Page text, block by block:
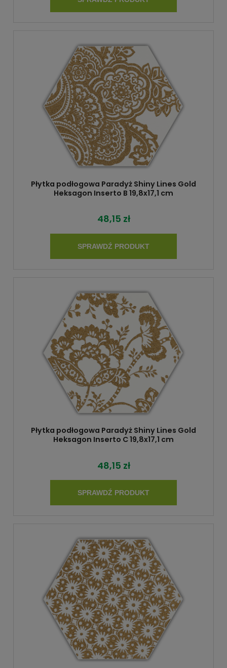
Płytka podłogowa Paradyż Shiny Lines Gold
Heksagon Inserto B 19,8x17,1 cm
48,15 zł
SPRAWDŹ PRODUKT
Płytka podłogowa Paradyż Shiny Lines Gold
Heksagon Inserto C 19,8x17,1 cm
48,15 zł
SPRAWDŹ PRODUKT